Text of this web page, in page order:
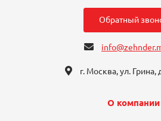
Обратный
г. Москва, ул. Грина,
О компании